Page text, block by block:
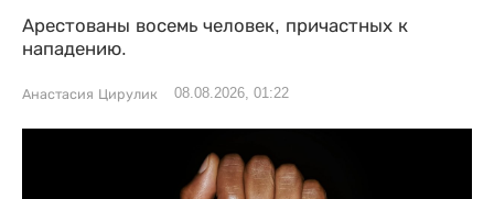
Арестованы восемь человек, причастных к
нападению.
Анастасия Цирулик 08.08.2026, 01:22